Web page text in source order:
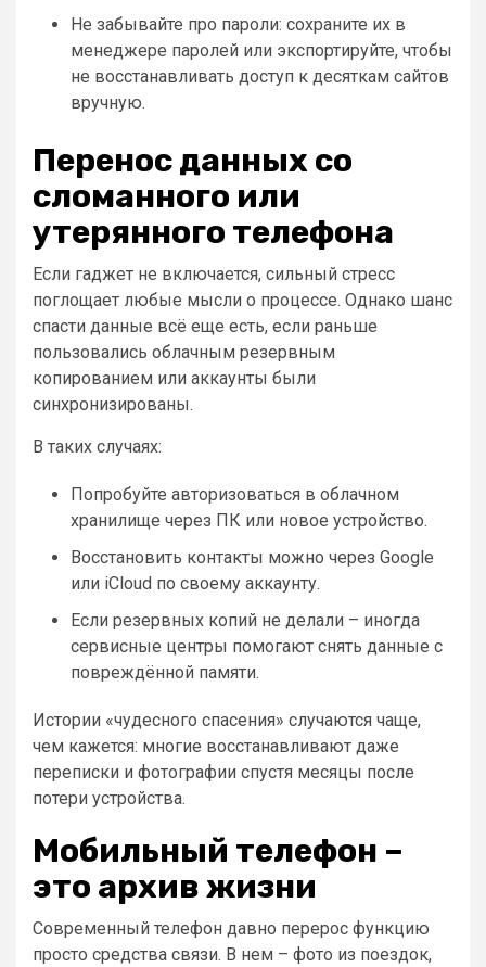
Не забывайте про пароли: сохраните их в
менеджере паролей или экспортируйте, чтобы
не восстанавливать доступ к десяткам сайтов
вручную.
Перенос данных со
сломанного или
утерянного телефона
Если гаджет не включается, сильный стресс
поглощает любые мысли о процессе. Однако шанс
спасти данные всё еще есть, если раньше
пользовались облачным резервным
копированием или аккаунты были
синхронизированы.
В таких случаях:
Попробуйте авторизоваться в облачном
хранилище через ПК или новое устройство.
Восстановить контакты можно через Google
или iCloud по своему аккаунту.
Если резервных копий не делали – иногда
сервисные центры помогают снять данные с
повреждённой памяти.
Истории «чудесного спасения» случаются чаще,
чем кажется: многие восстанавливают даже
переписки и фотографии спустя месяцы после
потери устройства.
Мобильный телефон –
это архив жизни
Современный телефон давно перерос функцию
просто средства связи. В нем – фото из поездок,